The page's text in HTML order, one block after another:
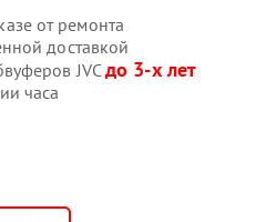
от ремонта
доставкой
JVCдо 3-х лет
часа